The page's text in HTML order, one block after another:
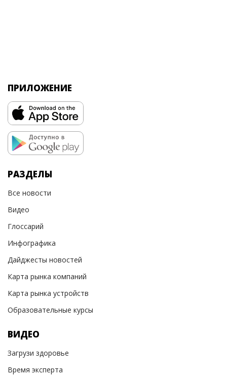
ПРИЛОЖЕНИЕ
РАЗДЕЛЫ
Все новости
Видео
Глоссарий
Инфографика
Дайджесты новостей
Карта рынка компаний
Карта рынка устройств
Образовательные курсы
ВИДЕО
Загрузи здоровье
Время эксперта